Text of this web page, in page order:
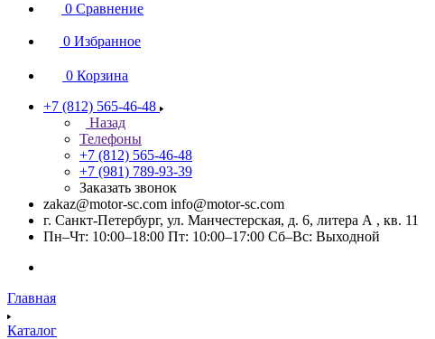
0 Сравнение
0 Избранное
0 Корзина
+7 (812) 565-46-48
Назад
Телефоны
+7 (812) 565-46-48
+7 (981) 789-93-39
Заказать звонок
zakaz@motor-sc.com info@motor-sc.com
г. Санкт-Петербург, ул. Манчестерская, д. 6, литера А , кв. 11
Пн–Чт: 10:00–18:00 Пт: 10:00–17:00 Сб–Вс: Выходной
Главная
Каталог